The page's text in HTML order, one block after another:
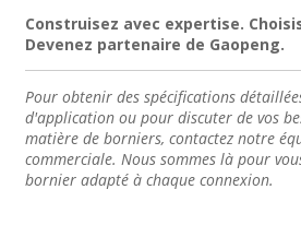
Construisez avec expertise.
Devenez partenaire de Gaopeng.
Pour obtenir des spécifications
d'application ou pour discuter de vos
matière de borniers, contactez notre
commerciale. Nous sommes là pour
bornier adapté à chaque connexion.